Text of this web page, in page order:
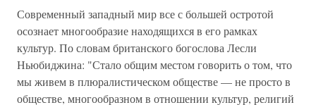
Современный западный мир все с большей остротой
осознает многообразие находящихся в его рамках
культур. По словам британского богослова Лесли
Ньюбиджина: "Стало общим местом говорить о том, что
мы живем в плюралистическом обществе — не просто в
обществе, многообразном в отношении культур, религий